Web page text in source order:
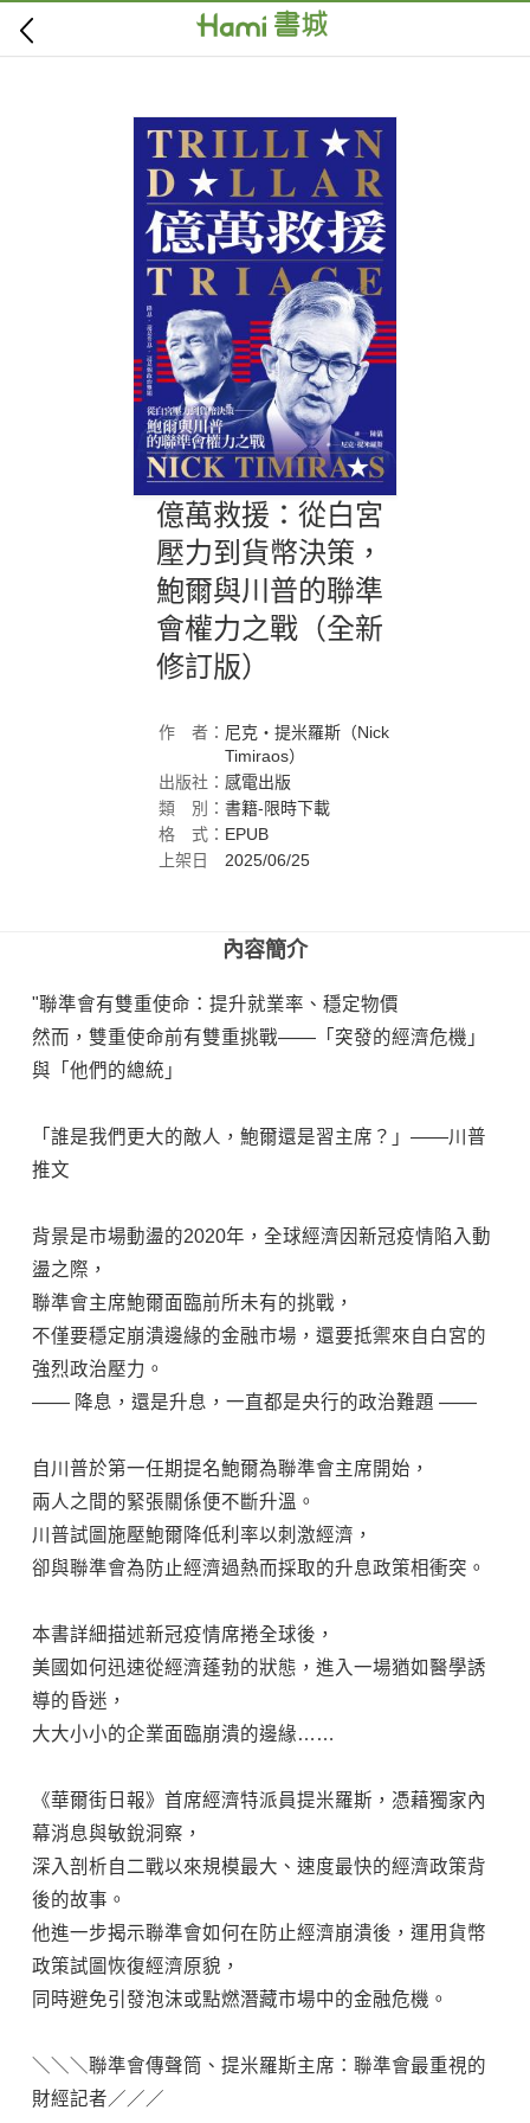
億萬救援：從白宮
壓力到貨幣決策，
鮑爾與川普的聯準
會權力之戰（全新
修訂版）
作 者： 尼克‧提米羅斯（Nick
Timiraos）
出版社： 感電出版
類
別：書籍-限時下載
格
式： EPUB
上架日
2025/06/25
內容簡介
"聯準會有雙重使命：提升就業率、穩定物價
然而，雙重使命前有雙重挑戰——「突發的經濟危機」
與「他們的總統」
「誰是我們更大的敵人，鮑爾還是習主席？」——川普
推文
背景是市場動盪的2020年，全球經濟因新冠疫情陷入動
盪之際，
聯準會主席鮑爾面臨前所未有的挑戰，
不僅要穩定崩潰邊緣的金融市場，還要抵禦來自白宮的
強烈政治壓力。
—— 降息，還是升息，一直都是央行的政治難題 ——
自川普於第一任期提名鮑爾為聯準會主席開始，
兩人之間的緊張關係便不斷升溫。
川普試圖施壓鮑爾降低利率以刺激經濟，
卻與聯準會為防止經濟過熱而採取的升息政策相衝突。
本書詳細描述新冠疫情席捲全球後，
美國如何迅速從經濟蓬勃的狀態，進入一場猶如醫學誘
導的昏迷，
大大小小的企業面臨崩潰的邊緣……
《華爾街日報》首席經濟特派員提米羅斯，憑藉獨家內
幕消息與敏銳洞察，
深入剖析自二戰以來規模最大、速度最快的經濟政策背
後的故事。
他進一步揭示聯準會如何在防止經濟崩潰後，運用貨幣
政策試圖恢復經濟原貌，
同時避免引發泡沫或點燃潛藏市場中的金融危機。
＼＼＼聯準會傳聲筒、提米羅斯主席：聯準會最重視的
財經記者／／／